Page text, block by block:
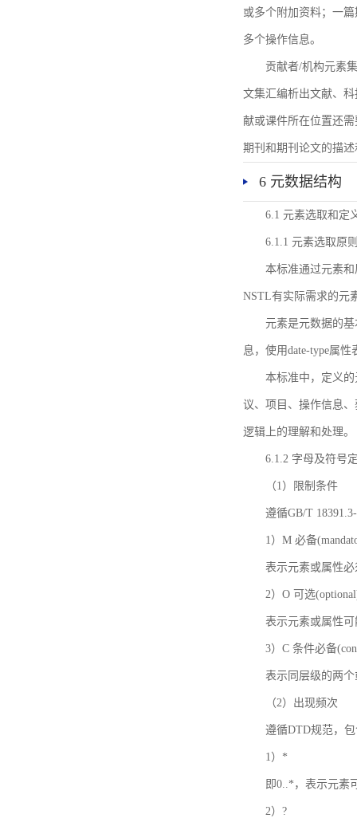
或多个附加资料；一
多个操作信息。
贡献者/机构元素
文集汇编析出文献、
献或课件所在位置还
期刊和期刊论文的描
6 元数据结构
6.1 元素选取和定
6.1.1 元素选取原
本标准通过元素
NSTL有实际需求的元
元素是元数据的
息，使用date-type属
本标准中，定义
议、项目、操作信息
逻辑上的理解和处理。
6.1.2 字母及符号
（1）限制条件
遵循GB/T
1）M 必备
表示元素或属性
2）O 可选
表示元素或属性
3）C 条件必备
表示同层级的两
（2）出现频次
遵循DTD规范，
1）*
即0..*，表示元素
2）?